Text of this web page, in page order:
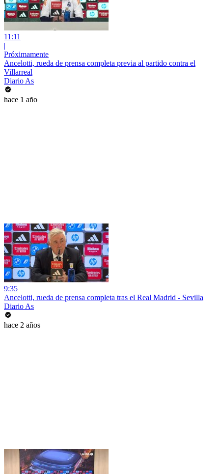
11:11
|
Próximamente
Ancelotti, rueda de prensa completa previa al partido contra el
Villarreal
Diario As
hace 1 año
9:35
Ancelotti, rueda de prensa completa tras el Real Madrid - Sevilla
Diario As
hace 2 años